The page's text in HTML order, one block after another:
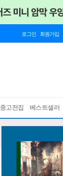
로그인 회원가입
중고전집 베스트셀러